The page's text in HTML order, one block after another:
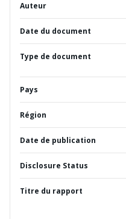
Auteur
Date du document
Type de document
Pays
Région
Date de publication
Disclosure Status
Titre du rapport